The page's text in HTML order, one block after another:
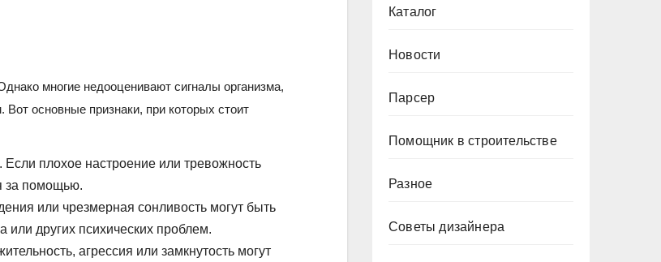
многие недооценивают сигналы организма,
основные признаки, при которых стоит
Если плохое настроение или тревожность
за помощью.
или чрезмерная сонливость могут быть
или других психических проблем.
агрессия или замкнутость могут
Каталог
Новости
Парсер
Помощник в строительстве
Разное
Советы дизайнера